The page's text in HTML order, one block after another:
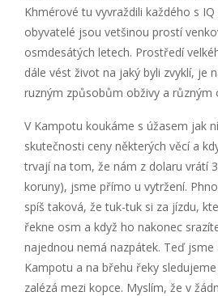
Khmérové tu vyvraždili každého s
obyvatelé jsou vetšinou prostí
osmdesátých letech. Prostředí
dále vést život na jaký byli zvyklí, je
ruzným způsobům obživy a různým
V Kampotu koukáme s úžasem jak
skutečnosti ceny některých věcí a
trvají na tom, že nám z dolaru vrátí
koruny), jsme přímo u vytržení.
spíš taková, že tuk-tuk si za jízdu,
řekne osm a když ho nakonec
najednou nemá nazpátek. Teď jsme
Kampotu a na břehu řeky
zalézá mezi kopce. Myslím, že v